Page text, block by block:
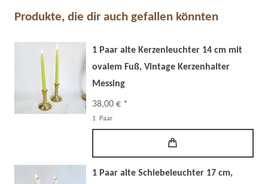
Produkte, die dir auch gefallen könnten
1 Paar alte Kerzenleuchter 14 cm mit
ovalem Fuß, Vintage Kerzenhalter
Messing
38,00 € *
1 Paar
1 Paar alte Schiebeleuchter 17 cm,